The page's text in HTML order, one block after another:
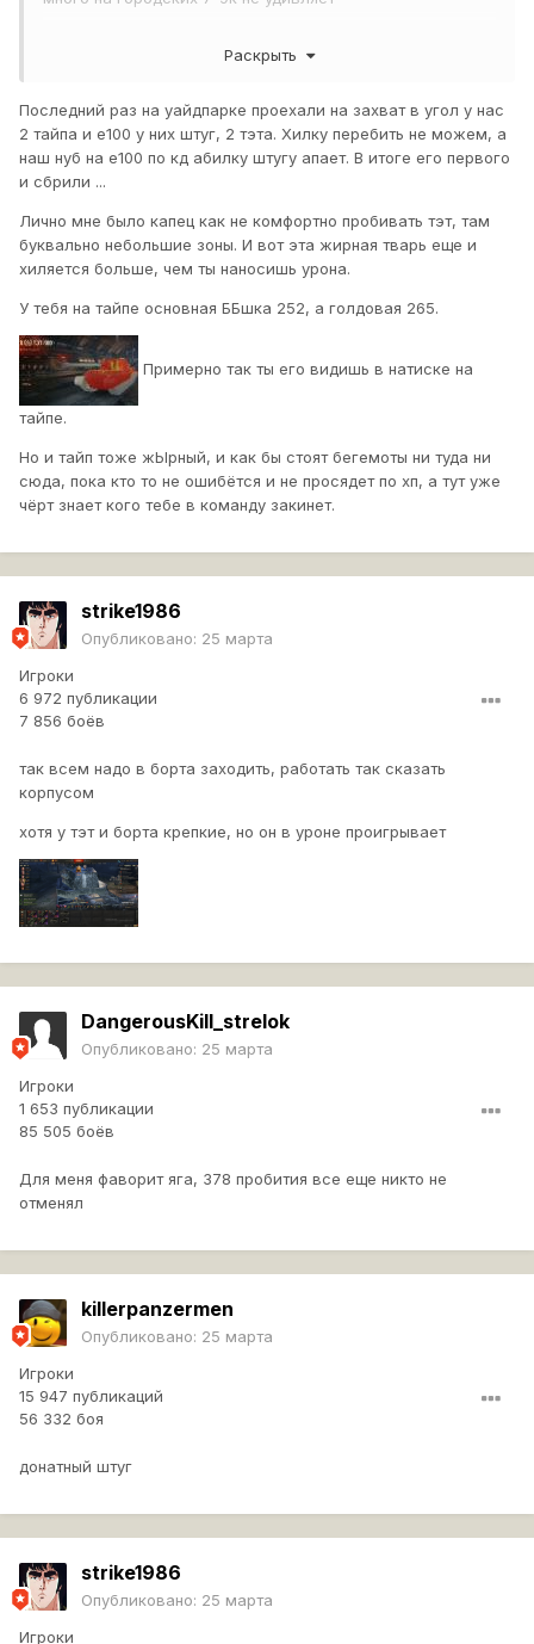
Раскрыть
Последний раз на уайдпарке проехали на захват в угол у нас
2 тайпа и е100 у них штуг, 2 тэта. Хилку перебить не можем, а
наш нуб на е100 по кд абилку штугу апает. В итоге его первого
и сбрили ...
Лично мне было капец как не комфортно пробивать тэт, там
буквально небольшие зоны. И вот эта жирная тварь еще и
хиляется больше, чем ты наносишь урона.
У тебя на тайпе основная ББшка 252, а голдовая 265.
Примерно так ты его видишь в натиске на
тайпе.
Но и тайп тоже жЫрный, и как бы стоят бегемоты ни туда ни
сюда, пока кто то не ошибётся и не просядет по хп, а тут уже
чёрт знает кого тебе в команду закинет.
strike1986
Опубликовано: 25 марта
Игроки
6 972 публикации
7 856 боёв
так всем надо в борта заходить, работать так сказать
корпусом
хотя у тэт и борта крепкие, но он в уроне проигрывает
DangerousKill_strelok
Опубликовано: 25 марта
Игроки
1 653 публикации
85 505 боёв
Для меня фаворит яга, 378 пробития все еще никто не
отменял
killerpanzermen
Опубликовано: 25 марта
Игроки
15 947 публикаций
56 332 боя
донатный штуг
strike1986
Опубликовано: 25 марта
Игроки